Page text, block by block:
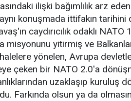
ilişki bağımlılık arz
konuşmada ittifakın tarihini
caydırıcılık odaklı NATO
misyonunu yitirmiş ve
yönelen, Avrupa
çeken bir NATO 2.0'a
uzaklaşıp kuruluş
Farkında olsun ya da